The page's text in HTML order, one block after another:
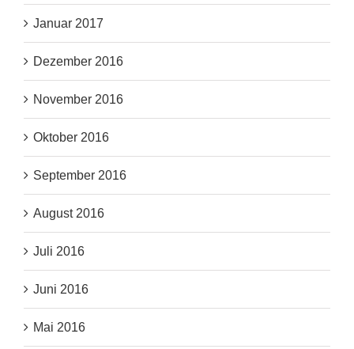
Januar 2017
Dezember 2016
November 2016
Oktober 2016
September 2016
August 2016
Juli 2016
Juni 2016
Mai 2016